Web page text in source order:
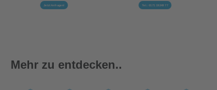
Jetzt Anfragen! Tel.: 0171 19249 77
Mehr zu entdecken..